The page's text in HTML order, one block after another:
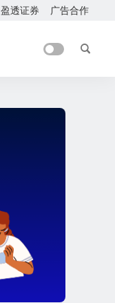
盈透证券 广告合作